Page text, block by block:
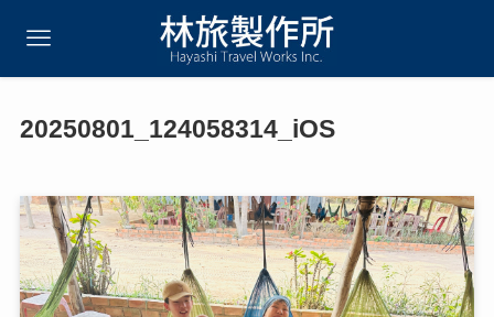
20250801_124058314_iOS